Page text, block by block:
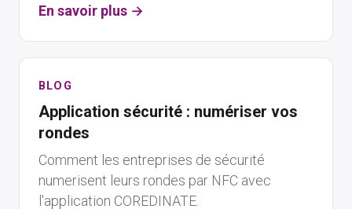
En savoir plus →
BLOG
Application sécurité : numériser vos
rondes
Comment les entreprises de sécurité
numerisent leurs rondes par NFC avec
l'application COREDINATE.